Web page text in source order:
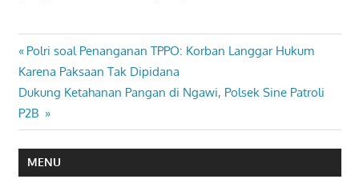
Navigasi
pos
Previous
Post:
Polri soal Penanganan TPPO: Korban Langgar Hukum
Karena Paksaan Tak Dipidana
Next
Post:
Dukung Ketahanan Pangan di Ngawi, Polsek Sine Patroli
P2B
MENU